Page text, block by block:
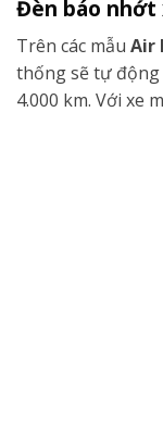
Đèn báo nhớt
Trên các mẫu Air
thống sẽ tự
4.000 km. Với xe